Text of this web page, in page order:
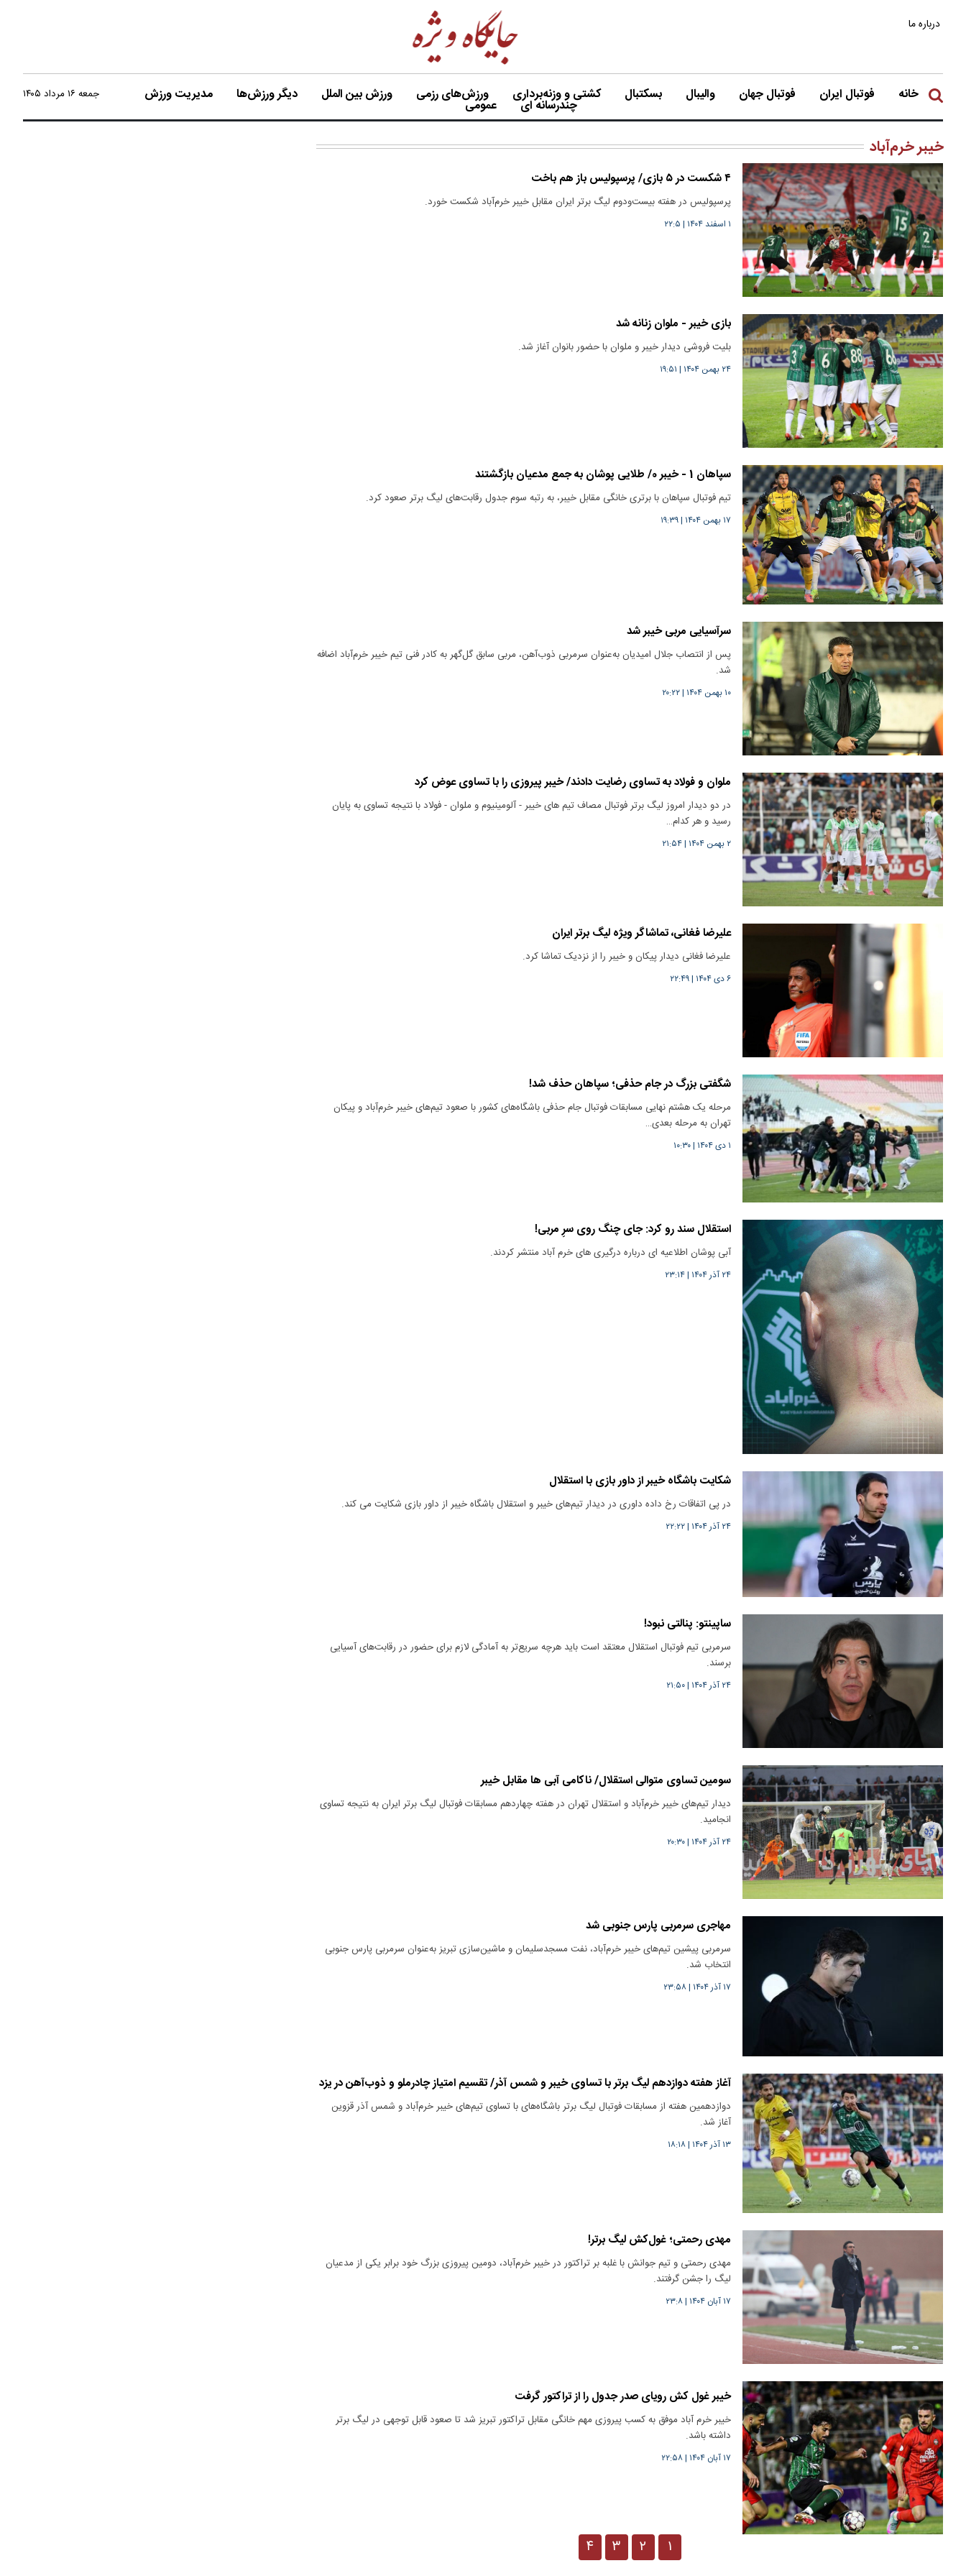
درباره ما
خانه فوتبال ایران فوتبال جهان والیبال بسکتبال کشتی و وزنه‌برداری ورزش‌های رزمی ورزش بین الملل دیگر ورزش‌ها مدیریت ورزش
چندرسانه ای عمومی
جمعه ۱۶ مرداد ۱۴۰۵
خیبر خرم‌آباد
۴ شکست در ۵ بازی/ پرسپولیس باز هم باخت
پرسپولیس در هفته بیست‌ودوم لیگ برتر ایران مقابل خیبر خرم‌آباد شکست خورد.
۱ اسفند ۱۴۰۴ | ۲۲:۵
بازی خیبر - ملوان زنانه شد
بلیت فروشی دیدار خیبر و ملوان با حضور بانوان آغاز شد.
۲۴ بهمن ۱۴۰۴ | ۱۹:۵۱
سپاهان 1 - خیبر 0/ طلایی پوشان به جمع مدعیان بازگشتند
تیم فوتبال سپاهان با برتری خانگی مقابل خیبر، به رتبه سوم جدول رقابت‌های لیگ برتر صعود کرد.
۱۷ بهمن ۱۴۰۴ |۱۹:۳۹
سرآسیایی مربی خیبر شد
پس از انتصاب جلال امیدیان به‌عنوان سرمربی ذوب‌آهن، مربی سابق گل‌گهر به کادر فنی تیم خیبر خرم‌آباد اضافه
شد.
۱۰ بهمن ۱۴۰۴ |۲۰:۲۲
ملوان و فولاد به تساوی رضایت دادند/ خیبر پیروزی را با تساوی عوض کرد
در دو دیدار امروز لیگ برتر فوتبال مصاف تیم های خیبر - آلومینیوم و ملوان - فولاد با نتیجه تساوی به پایان
رسید و هر کدام…
۲ بهمن ۱۴۰۴ |۲۱:۵۴
علیرضا فغانی، تماشاگر ویژه لیگ برتر ایران
علیرضا فغانی دیدار پیکان و خیبر را از نزدیک تماشا کرد.
۶ دی ۱۴۰۴ |۲۲:۴۹
شگفتی بزرگ در جام حذفی؛ سپاهان حذف شد!
مرحله یک هشتم نهایی مسابقات فوتبال جام حذفی باشگاه‌های کشور با صعود تیم‌های خیبر خرم‌آباد و پیکان
تهران به مرحله بعدی…
۱ دی ۱۴۰۴ |۱۰:۳۰
استقلال سند رو کرد: جای چنگ روی سرِ مربی!
آبی پوشان اطلاعیه ای درباره درگیری های خرم آباد منتشر کردند.
۲۴ آذر ۱۴۰۴ |۲۳:۱۴
شکایت باشگاه خیبر از داور بازی با استقلال
در پی اتفاقات رخ داده داوری در دیدار تیم‌های خیبر و استقلال باشگاه خیبر از داور بازی شکایت می کند.
۲۴ آذر ۱۴۰۴ |۲۲:۲۲
ساپینتو: پنالتی نبود!
سرمربی تیم فوتبال استقلال معتقد است باید هرچه سریع‌تر به آمادگی لازم برای حضور در رقابت‌های آسیایی
برسند.
۲۴ آذر ۱۴۰۴ |۲۱:۵۰
سومین تساوی متوالی استقلال/ ناکامی آبی ها مقابل خیبر
دیدار تیم‌های خیبر خرم‌آباد و استقلال تهران در هفته چهاردهم مسابقات فوتبال لیگ برتر ایران به نتیجه تساوی
انجامید.
۲۴ آذر ۱۴۰۴ |۲۰:۳۰
مهاجری سرمربی پارس جنوبی شد
سرمربی پیشین تیم‌های خیبر خرم‌آباد، نفت مسجدسلیمان و ماشین‌سازی تبریز به‌عنوان سرمربی پارس جنوبی
انتخاب شد.
۱۷ آذر ۱۴۰۴ |۲۳:۵۸
آغاز هفته دوازدهم لیگ برتر با تساوی خیبر و شمس آذر/ تقسیم امتیاز چادرملو و ذوب‌آهن در یزد
دوازدهمین هفته از مسابقات فوتبال لیگ برتر باشگاه‌های با تساوی تیم‌های خیبر خرم‌آباد و شمس آذر قزوین
آغاز شد.
۱۳ آذر ۱۴۰۴ |۱۸:۱۸
مهدی رحمتی؛ غول‌کش لیگ برتر!
مهدی رحمتی و تیم جوانش با غلبه بر تراکتور در خیبر خرم‌آباد، دومین پیروزی بزرگ خود برابر یکی از مدعیان
لیگ را جشن گرفتند.
۱۷ آبان ۱۴۰۴ |۲۳:۸
خیبر غول کش رویای صدر جدول را از تراکتور گرفت
خیبر خرم آباد موفق به کسب پیروزی مهم خانگی مقابل تراکتور تبریز شد تا صعود قابل توجهی در لیگ برتر
داشته باشد.
۱۷ آبان ۱۴۰۴ |۲۲:۵۸
۱ ۲ ۳ ۴